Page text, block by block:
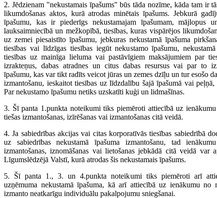
2. Jēdzienam "nekustamais īpašums" būs tāda nozīme, kāda tam ir
likumdošanas aktos, kurā atrodas minētais īpašums. Jebkurā
īpašumu, kas ir piederīgs nekustamajam īpašumam, mājlopus
lauksaimniecībā un mežkopībā, tiesības, kuras vispārējos
uz zemei piesaistīto īpašumu, jebkuras nekustamā īpašuma
tiesības vai līdzīgas tiesības iegūt nekustamo īpašumu,
tiesības uz mainīga lieluma vai pastāvīgiem maksājumiem par
izrakteņus, dabas atradnes un citus dabas resursus vai par to
īpašumu, kas var tikt radīts veicot jūras un zemes dzīļu un tur esošo
izmantošanu, ieskaitot tiesības uz līdzdalību šajā īpašumā vai
Par nekustamo īpašumu netiks uzskatīti kuģi un lidmašīnas.
3. Šī panta 1.punkta noteikumi tiks piemēroti attiecībā uz
tiešas izmantošanas, izīrēšanas vai izmantošanas citā veidā.
4. Ja sabiedrības akcijas vai citas korporatīvās tiesības sabiedrībā
uz sabiedrības nekustamā īpašuma izmantošanu, tad
izmantošanas, iznomāšanas vai lietošanas jebkādā citā veidā var
Līgumslēdzējā Valstī, kurā atrodas šis nekustamais īpašums.
5. Šī panta 1., 3. un 4.punkta noteikumi tiks piemēroti arī
uzņēmuma nekustamā īpašuma, kā arī attiecībā uz ienākumu no
izmanto neatkarīgu individuālu pakalpojumu sniegšanai.